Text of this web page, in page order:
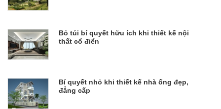
Bỏ túi bí quyết hữu ích khi thiết kế nội
thất cổ điển
Bí quyết nhỏ khi thiết kế nhà ống đẹp,
đẳng cấp